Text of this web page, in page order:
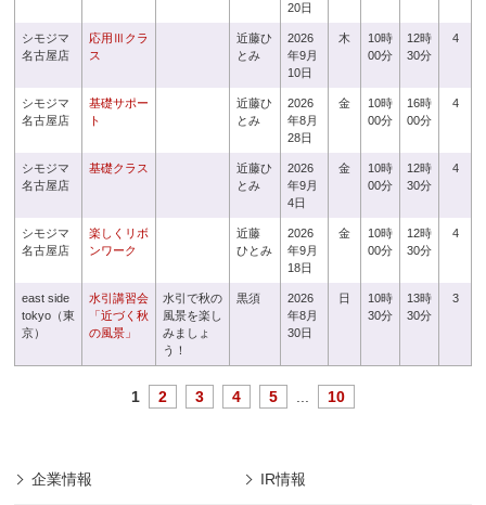
20日
シモジマ
名古屋店
応用Ⅲクラ
ス
近藤ひ
とみ
2026
年9月
10日
木
10時
00分
12時
30分
4
シモジマ
名古屋店
基礎サポー
ト
近藤ひ
とみ
2026
年8月
28日
金
10時
00分
16時
00分
4
シモジマ
名古屋店
基礎クラス
近藤ひ
とみ
2026
年9月
4日
金
10時
00分
12時
30分
4
シモジマ
名古屋店
楽しくリボ
ンワーク
近藤
ひとみ
2026
年9月
18日
金
10時
00分
12時
30分
4
east side
tokyo（東
京）
水引講習会
「近づく秋
の風景」
水引で秋の
風景を楽し
みましょ
う！
黒須
2026
年8月
30日
日
10時
30分
13時
30分
3
1 2 3 4 5 10
企業情報 IR情報